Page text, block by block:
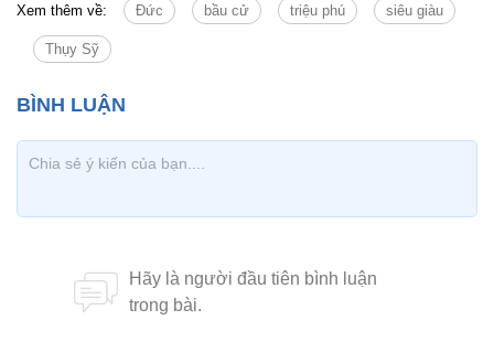
Xem thêm về: Đức bầu cử triệu phú siêu giàu
Thụy Sỹ